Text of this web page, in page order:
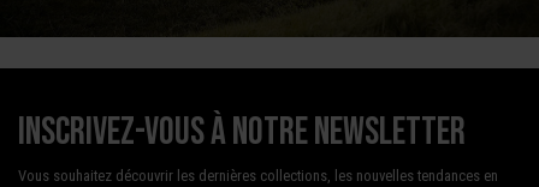
Inscrivez-vous à notre newsletter
Vous souhaitez découvrir les dernières collections, les nouvelles tendances en